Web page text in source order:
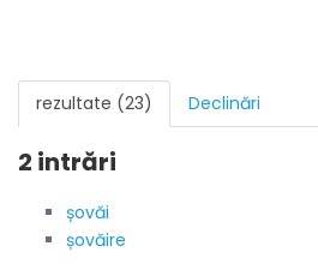
rezultate (23) Declinări
2 intrări
șovăi
șovăire